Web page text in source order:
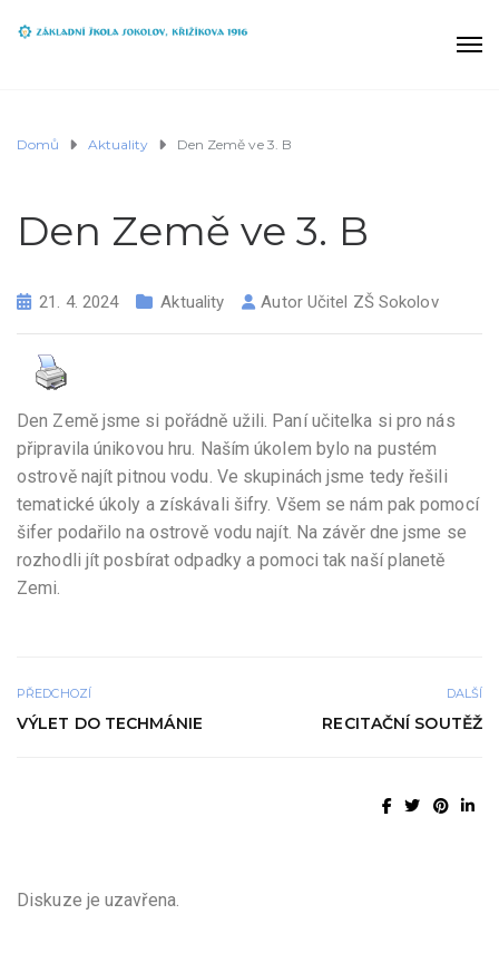
Domů Aktuality Den Země ve 3. B
Den Země ve 3. B
21. 4. 2024 Aktuality Autor Učitel ZŠ Sokolov
Den Země jsme si pořádně užili. Paní učitelka si pro nás
připravila únikovou hru. Naším úkolem bylo na pustém
ostrově najít pitnou vodu. Ve skupinách jsme tedy řešili
tematické úkoly a získávali šifry. Všem se nám pak pomocí
šifer podařilo na ostrově vodu najít. Na závěr dne jsme se
rozhodli jít posbírat odpadky a pomoci tak naší planetě
Zemi.
PŘEDCHOZÍ
VÝLET DO TECHMÁNIE
DALŠÍ
RECITAČNÍ SOUTĚŽ
Diskuze je uzavřena.